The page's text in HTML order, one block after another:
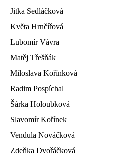
Jitka Sedláčková
Květa Hrnčířová
Lubomír Vávra
Matěj Třešňák
Miloslava Kořínková
Radim Pospíchal
Šárka Holoubková
Slavomír Kořínek
Vendula Nováčková
Zdeňka Dvořáčková